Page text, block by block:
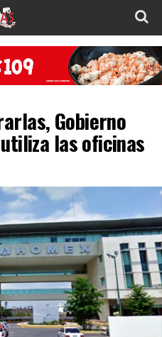
Gobierno
las oficinas